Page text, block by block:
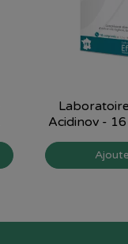
Acidinov -